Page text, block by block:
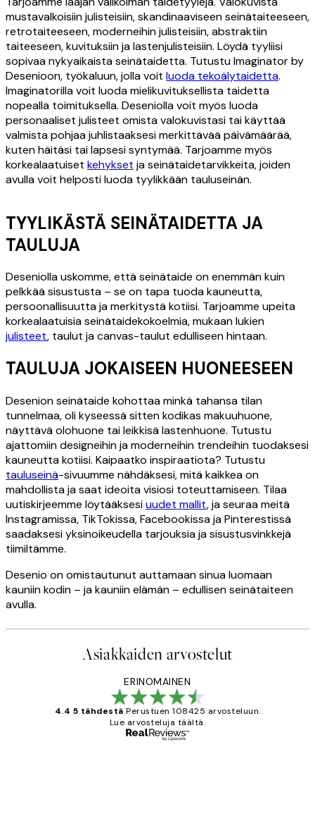
mustavalkoisiin julisteisiin, skandinaaviseen seinätaiteeseen,
retrotaiteeseen, moderneihin julisteisiin, abstraktiin
taiteeseen, kuvituksiin ja lastenjulisteisiin. Löydä tyyliisi
sopivaa nykyaikaista seinätaidetta. Tutustu Imaginator by
Desenioon, työkaluun, jolla voit luoda tekoälytaidetta.
Imaginatorilla voit luoda mielikuvituksellista taidetta
nopealla toimituksella. Deseniolla voit myös luoda
personaaliset julisteet omista valokuvistasi tai käyttää
valmista pohjaa juhlistaaksesi merkittävää päivämäärää,
kuten häitäsi tai lapsesi syntymää. Tarjoamme myös
korkealaatuiset kehykset ja seinätaidetarvikkeita, joiden
avulla voit helposti luoda tyylikkään tauluseinän.
TYYLIKÄSTÄ SEINÄTAIDETTA JA
TAULUJA
Deseniolla uskomme, että seinätaide on enemmän kuin
pelkkää sisustusta – se on tapa tuoda kauneutta,
persoonallisuutta ja merkitystä kotiisi. Tarjoamme upeita
korkealaatuisia seinätaidekokoelmia, mukaan lukien
julisteet, taulut ja canvas-taulut edulliseen hintaan.
TAULUJA JOKAISEEN HUONEESEEN
Desenion seinätaide kohottaa minkä tahansa tilan
tunnelmaa, oli kyseessä sitten kodikas makuuhuone,
näyttävä olohuone tai leikkisä lastenhuone. Tutustu
ajattomiin designeihin ja moderneihin trendeihin tuodaksesi
kauneutta kotiisi. Kaipaatko inspiraatiota? Tutustu
tauluseinä-sivuumme nähdäksesi, mitä kaikkea on
mahdollista ja saat ideoita visiosi toteuttamiseen. Tilaa
uutiskirjeemme löytääksesiuudet mallit, ja seuraa meitä
Instagramissa, TikTokissa, Facebookissa ja Pinterestissä
saadaksesi yksinoikeudella tarjouksia ja sisustusvinkkejä
tiimiltämme.
Desenio on omistautunut auttamaan sinua luomaan
kauniin kodin – ja kauniin elämän – edullisen seinätaiteen
avulla.
Asiakkaiden arvostelut
ERINOMAINEN
4.4 5 tähdestä Perustuen 108425 arvosteluun.
Lue arvosteluja täältä.